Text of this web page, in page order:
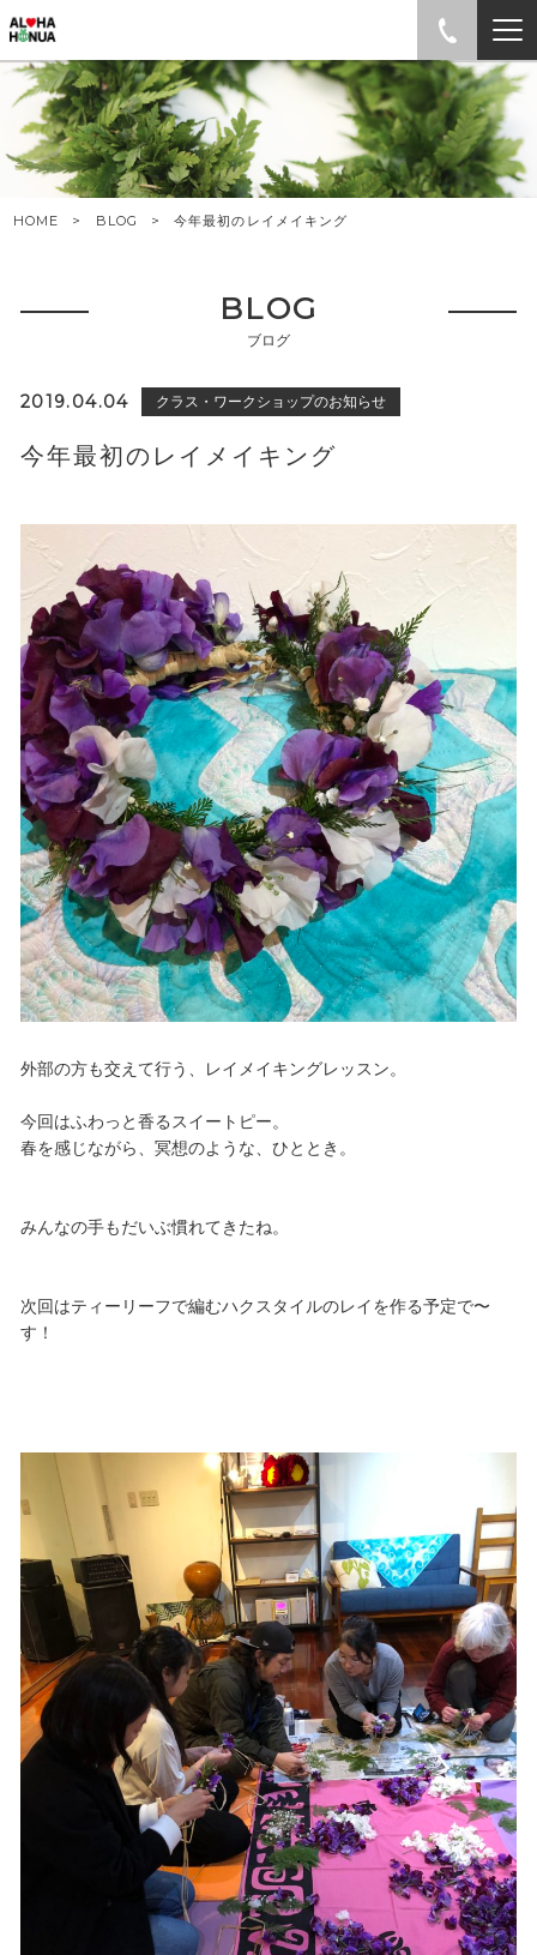
BLOG
ブログ
HOME BLOG 今年最初のレイメイキング
2019.04.04 クラス・ワークショップのお知らせ
今年最初のレイメイキング
外部の方も交えて行う、レイメイキングレッスン。
今回はふわっと香るスイートピー。
春を感じながら、冥想のような、ひととき。
みんなの手もだいぶ慣れてきたね。
次回はティーリーフで編むハクスタイルのレイを作る予定で〜
す！